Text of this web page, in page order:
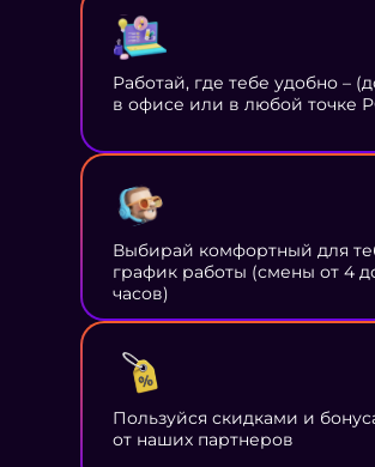
Работай, где тебе удобно –
в офисе или в любой точке
Выбирай комфортный для
график работы (смены от 4
часов)
Пользуйся скидками и
от наших партнеров